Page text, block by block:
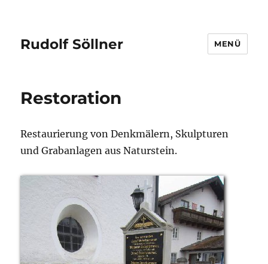
Rudolf Söllner MENÜ
Restoration
Restaurierung von Denkmälern, Skulpturen
und Grabanlagen aus Naturstein.